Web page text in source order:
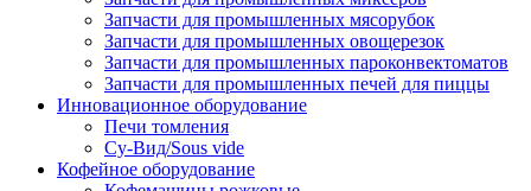
Запчасти для промышленных мясорубок
Запчасти для промышленных овощерезок
Запчасти для промышленных пароконвектоматов
Запчасти для промышленных печей для пиццы
Инновационное оборудование
Печи томления
Су-Вид/Sous vide
Кофейное оборудование